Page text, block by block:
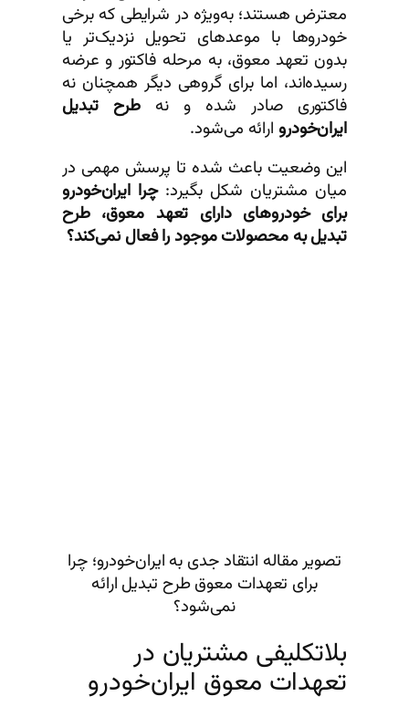
معترض هستند؛ به‌ویژه در شرایطی که برخی
خودروها با موعدهای تحویل نزدیک‌تر یا
بدون تعهد معوق، به مرحله فاکتور و عرضه
رسیده‌اند، اما برای گروهی دیگر همچنان نه
فاکتوری صادر شده و نه طرح تبدیل
ایران‌خودرو ارائه می‌شود.
این وضعیت باعث شده تا پرسش مهمی در
میان مشتریان شکل بگیرد:چرا ایران‌خودرو
برای خودروهای دارای تعهد معوق، طرح
تبدیل به محصولات موجود را فعال نمی‌کند؟
تصویر مقاله انتقاد جدی به ایران‌خودرو؛ چرا
برای تعهدات معوق طرح تبدیل ارائه
نمی‌شود؟
بلاتکلیفی مشتریان در
تعهدات معوق ایران‌خودرو